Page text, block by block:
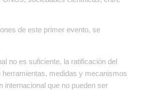
de este primer evento, se
no es suficiente, la ratificación del
herramientas, medidas y mecanismos
internacional que no pueden ser